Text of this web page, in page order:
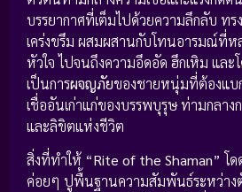
บรรยากาศที่เต็มไปด้วยความลึกลับ ทร
เคร่งขรึม ผสมผสานกับโทนอารมณ์ที่
หัวใจ ไปจนถึงความอึดอัด ฮึกเหิม และโ
เป็นการผจญภัยของชายหนุ่มที่ต้องแบ
เชื่ออันเก่าแก่ของบรรพบุรุษ ท่ามกลา
และลิขิตแห่งชีวิต
สิ่งที่ทำให้ “Rite of the Shaman” โด
ค่อยๆ ปูพื้นฐานความสัมพันธ์ระหว่าง